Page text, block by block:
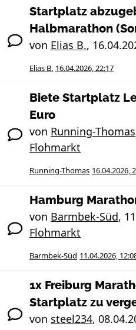
Startplatz
Halbmarathon
von Elias B.,
Elias B. 16.04.2026, 22:17
Biete Startplatz
Euro
von Running-Thomas
Flohmarkt
Running-Thomas 16.04.2026,
Hamburg
von Barmbek-Süd,
Flohmarkt
Barmbek-Süd 11.04.2026,
1x Freiburg
Startplatz zu
von steel234,